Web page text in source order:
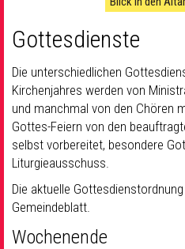
Gottesdienste
Die unterschiedlichen
Kirchenjahres werden von
und manchmal von den Chören
Gottes-Feiern von den
selbst vorbereitet, besondere
Liturgieausschuss.
Die aktuelle
Gemeindeblatt.
Wochenende